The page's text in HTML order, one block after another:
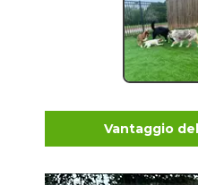
Vantaggio